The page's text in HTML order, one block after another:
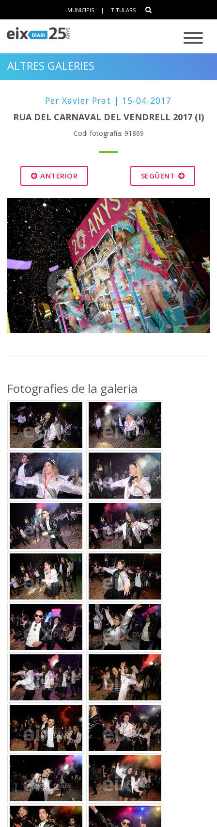
MUNICIPIS | TITULARS
ALTRES GALERIES
Per Xavier Prat | 15-04-2017
RUA DEL CARNAVAL DEL VENDRELL 2017 (I)
Codi fotografia: 91869
ANTERIOR SEGÜENT
Fotografies de la galeria